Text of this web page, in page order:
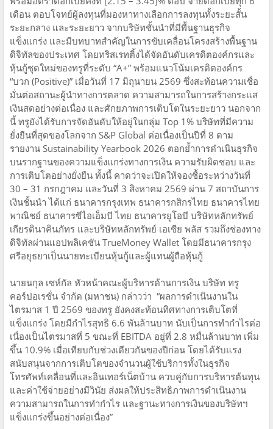
เดือน ตอบโจทย์ผู้ลงทุนที่มองหาทางเลือกการลงทุนทั้งระยะสั้น
ระยะกลาง และระยะยาว จากบริษัทชั้นนำที่มีพื้นฐานธุรกิจ
แข็งแกร่ง และมีบทบาทสำคัญในการขับเคลื่อนโครงสร้างพื้นฐาน
ดิจิทัลของประเทศ โดยทริสเรทติ้งได้จัดอันดับเครดิตองค์กรและ
หุ้นกู้ชุดใหม่ของทรูที่ระดับ “A+” พร้อมแนวโน้มเครดิตองค์กร
“บวก (Positive)” เมื่อวันที่ 17 มิถุนายน 2569 ซึ่งสะท้อนความเชื่อ
มั่นต่อสถานะผู้นำทางการตลาด ความสามารถในการสร้างกระแส
เงินสดอย่างต่อเนื่อง และศักยภาพการเติบโตในระยะยาว นอกจาก
นี้ ทรูยังได้รับการจัดอันดับให้อยู่ในกลุ่ม Top 1% บริษัทที่มีความ
ยั่งยืนที่สุดของโลกจาก S&P Global ต่อเนื่องเป็นปีที่ 8 ตาม
รายงาน Sustainability Yearbook 2026 ตอกย้ำการดำเนินธุรกิจ
บนรากฐานของความแข็งแกร่งทางการเงิน ความรับผิดชอบ และ
การเติบโตอย่างยั่งยืน ทั้งนี้ คาดว่าจะเปิดให้จองซื้อระหว่างวันที่
30 – 31 กรกฎาคม และวันที่ 3 สิงหาคม 2569 ผ่าน 7 สถาบันการ
เงินชั้นนำ ได้แก่ ธนาคารกรุงเทพ ธนาคารกสิกรไทย ธนาคารไทย
พาณิชย์ ธนาคารซีไอเอ็มบี ไทย ธนาคารยูโอบี บริษัทหลักทรัพย์
เกียรตินาคินภัทร และบริษัทหลักทรัพย์ เอเซีย พลัส รวมถึงช่องทาง
ดิจิทัลผ่านแอปพลิเคชัน TrueMoney Wallet โดยมีธนาคารกรุง
ศรีอยุธยาเป็นนายทะเบียนหุ้นกู้และผู้แทนผู้ถือหุ้นกู้
นายนกุล เซห์กัล หัวหน้าคณะผู้บริหารด้านการเงิน บริษัท ทรู
คอร์ปอเรชั่น จำกัด (มหาชน) กล่าวว่า “ผลการดำเนินงานใน
ไตรมาส 1 ปี 2569 ของทรู ยังคงสะท้อนทิศทางการเติบโตที่
แข็งแกร่ง โดยมีกำไรสุทธิ 6.6 พันล้านบาท นับเป็นการทำกำไรต่อ
เนื่องเป็นไตรมาสที่ 5 ขณะที่ EBITDA อยู่ที่ 2.8 หมื่นล้านบาท เพิ่ม
ขึ้น 10.9% เมื่อเทียบกับช่วงเดียวกันของปีก่อน โดยได้รับแรง
สนับสนุนจากการเติบโตของจำนวนผู้ใช้บริการทั้งในธุรกิจ
โทรศัพท์เคลื่อนที่และอินเทอร์เน็ตบ้าน ควบคู่กับการบริหารต้นทุน
และค่าใช้จ่ายอย่างมีวินัย ส่งผลให้ประสิทธิภาพการดำเนินงาน
ความสามารถในการทำกำไร และฐานะทางการเงินของบริษัทฯ
แข็งแกร่งขึ้นอย่างต่อเนื่อง”